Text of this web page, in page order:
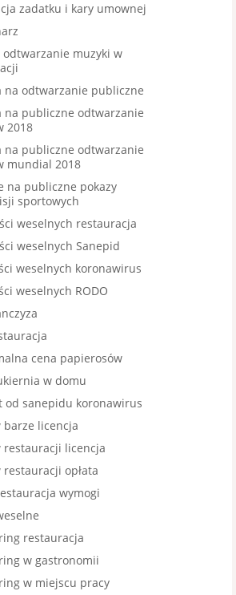
zadatku i kary umownej
odtwarzanie muzyki w
na odtwarzanie publiczne
na publiczne odtwarzanie
2018
na publiczne odtwarzanie
mundial 2018
na publiczne pokazy
sportowych
weselnych restauracja
weselnych Sanepid
weselnych koronawirus
weselnych RODO
cena papierosów
w domu
od sanepidu koronawirus
barze licencja
restauracji licencja
restauracji opłata
wymogi
restauracja
w gastronomii
w miejscu pracy